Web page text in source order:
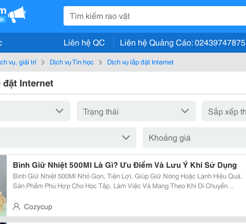
Liên hệ QC Liên hệ Quảng Cáo: 02439747875
vụ, giải trí Dịch vụ Tin học Dịch vụ lắp đặt Internet
Internet
Khoảng giá
Bình Giữ Nhiệt 500Ml Là Gì? Ưu Điểm Và Lưu Ý Khi Sử Dụng
Bình Giữ Nhiệt 500Ml Nhỏ Gọn, Tiện Lợi, Giúp Giữ Nóng Hoặc Lạnh Hiệu Quả.
Sản Phẩm Phù Hợp Cho Học Tập, Làm Việc Và Mang Theo Khi Di Chuyển
Cozycup